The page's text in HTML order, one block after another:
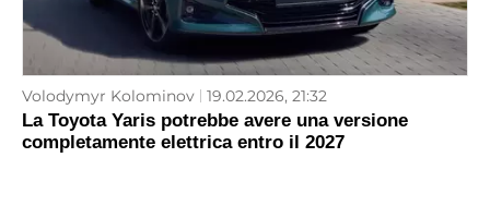
Volodymyr Kolominov 19.02.2026, 21:32
La Toyota Yaris potrebbe avere una versione
completamente elettrica entro il 2027